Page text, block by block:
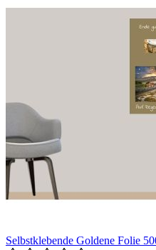
Selbstklebende Goldene Folie